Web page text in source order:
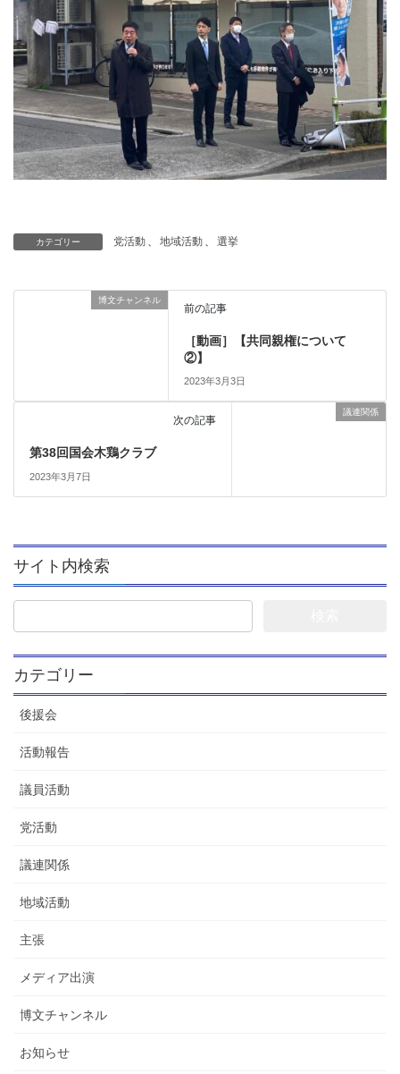
カテゴリー 党活動 、 地域活動 、 選挙
博文チャンネル
前の記事
［動画］【共同親権について
②】
2023年3月3日
議連関係
次の記事
第38回国会木鶏クラブ
2023年3月7日
サイト内検索
索:
カテゴリー
後援会
活動報告
議員活動
党活動
議連関係
地域活動
主張
メディア出演
博文チャンネル
お知らせ